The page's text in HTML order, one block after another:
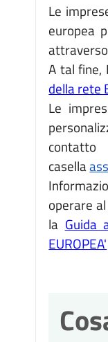
Le
europea
A tal fine,
della rete
Le
casella
operare
la Guida
EUROPEA'